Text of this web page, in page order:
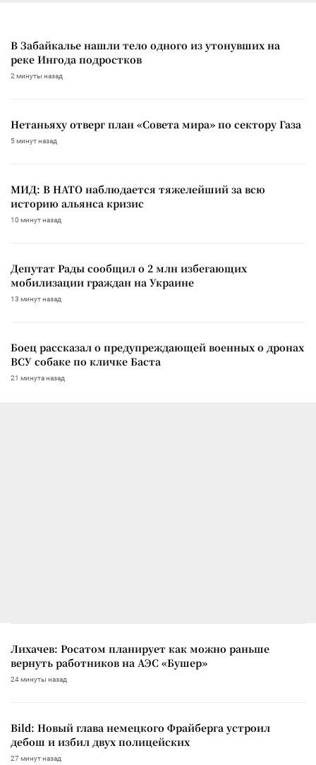
В Забайкалье нашли тело одного из утонувших на
реке Ингода подростков
2 минуты назад
Нетаньяху отверг план «Совета мира» по сектору Газа
5 минут назад
МИД: В НАТО наблюдается тяжелейший за всю
историю альянса кризис
10 минут назад
Депутат Рады сообщил о 2 млн избегающих
мобилизации граждан на Украине
13 минут назад
Боец рассказал о предупреждающей военных о дронах
ВСУ собаке по кличке Баста
21 минута назад
Лихачев: Росатом планирует как можно раньше
вернуть работников на АЭС «Бушер»
24 минуты назад
Bild: Новый глава немецкого Фрайберга устроил
дебош и избил двух полицейских
27 минут назад